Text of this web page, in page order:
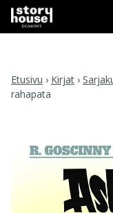
Etusivu › Kirjat ›
rahapata